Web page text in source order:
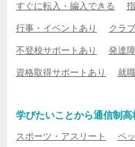
すぐに転入・編入できる
行事・イベントあり クラ
不登校サポートあり 発達
資格取得サポートあり 就
学びたいことから通信制
スポーツ・アスリート ペ